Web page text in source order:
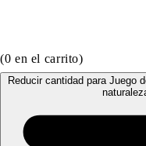
(0 en el carrito)
Reducir cantidad para Juego